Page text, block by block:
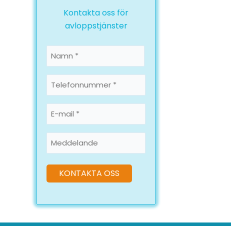
Kontakta oss för
avloppstjänster
*
Namn Telefonnummer
*
mail
*